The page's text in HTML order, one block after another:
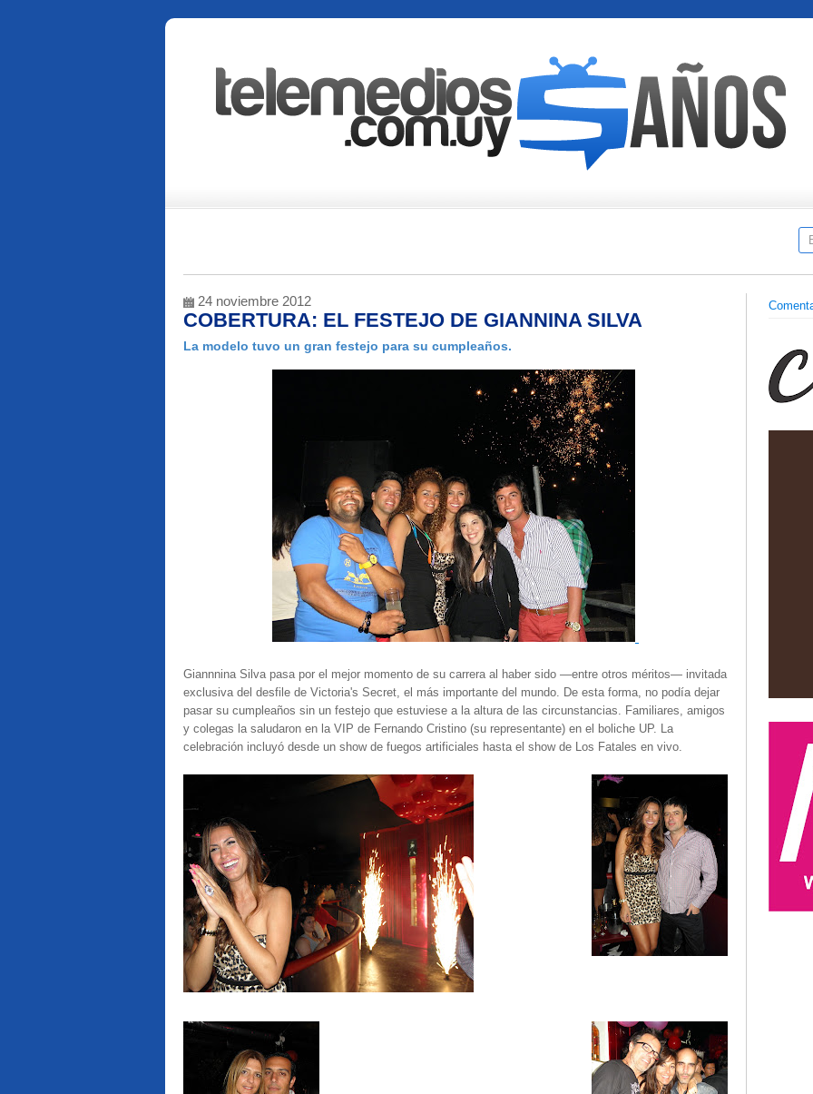
24 noviembre 2012
COBERTURA: EL FESTEJO DE GIANNINA SILVA
La modelo tuvo un gran festejo para su cumpleaños.
Giannnina Silva pasa por el mejor momento de su carrera al haber sido —entre otros méritos— invitada
exclusiva del desfile de Victoria's Secret, el más importante del mundo. De esta forma, no podía dejar
pasar su cumpleaños sin un festejo que estuviese a la altura de las circunstancias. Familiares, amigos
y colegas la saludaron en la VIP de Fernando Cristino (su representante) en el boliche UP. La
celebración incluyó desde un show de fuegos artificiales hasta el show de Los Fatales en vivo.